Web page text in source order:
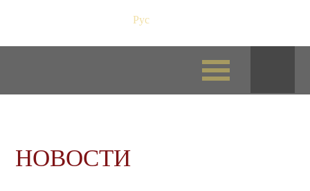
Рус
НОВОСТИ